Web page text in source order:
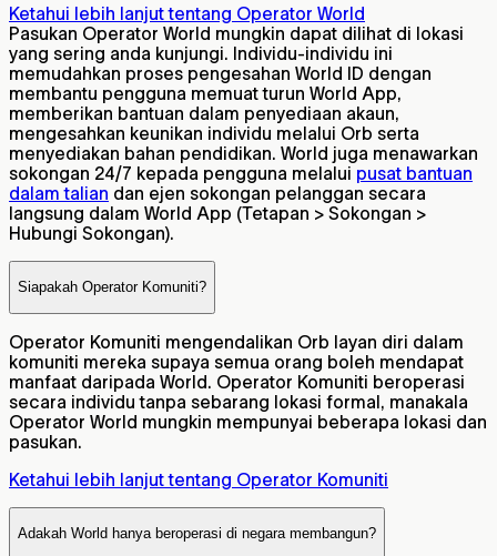
Ketahui lebih lanjut tentang Operator World
Pasukan Operator World mungkin dapat dilihat di lokasi
yang sering anda kunjungi. Individu-individu ini
memudahkan proses pengesahan World ID dengan
membantu pengguna memuat turun World App,
memberikan bantuan dalam penyediaan akaun,
mengesahkan keunikan individu melalui Orb serta
menyediakan bahan pendidikan. World juga menawarkan
sokongan 24/7 kepada pengguna melalui pusat bantuan
dalam talian dan ejen sokongan pelanggan secara
langsung dalam World App (Tetapan > Sokongan >
Hubungi Sokongan).
Siapakah Operator Komuniti?
Operator Komuniti mengendalikan Orb layan diri dalam
komuniti mereka supaya semua orang boleh mendapat
manfaat daripada World. Operator Komuniti beroperasi
secara individu tanpa sebarang lokasi formal, manakala
Operator World mungkin mempunyai beberapa lokasi dan
pasukan.
Ketahui lebih lanjut tentang Operator Komuniti
Adakah World hanya beroperasi di negara membangun?